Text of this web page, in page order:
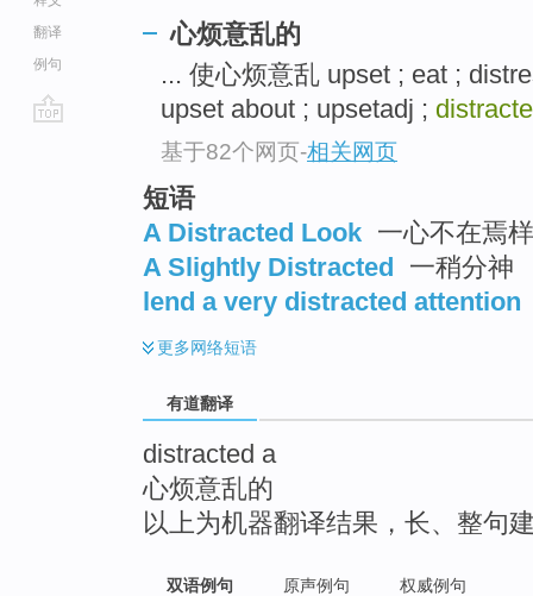
翻译
例句
心烦意乱的
... 使心烦意乱 upset ; eat ;
upset about ; upsetadj ;
基于82个网页-相关网页
短语
A Distracted Look 一心不在焉
A Slightly Distracted 一稍分神
lend a very distracted attention
更多网络短语
有道翻译
distracted a
心烦意乱的
以上为机器翻译结果，长、整句
双语例句 原声例句 权威例句